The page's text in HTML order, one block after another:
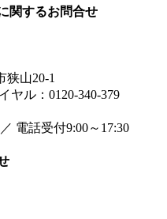
関するお問合せ
狭山20-1
ヤル：0120-340-379
／ 電話受付9:00～17:30